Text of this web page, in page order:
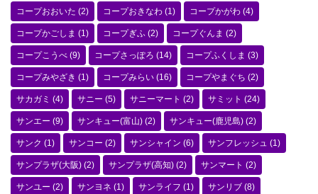
コープおおいた (2) コープおきなわ (1) コープかがわ (4)
コープかごしま (1) コープぎふ (2) コープぐんま (2)
コープこうべ (9) コープさっぽろ (14) コープふくしま (3)
コープみやざき (1) コープみらい (16) コープやまぐち (2)
サカガミ (4) サニー (5) サニーマート (2) サミット (24)
サンエー (9) サンキュー(富山) (2) サンキュー(鹿児島) (2)
サンク (1) サンコー (2) サンシャイン (6) サンフレッシュ (1)
サンプラザ(大阪) (2) サンプラザ(高知) (2) サンマート (2)
サンユー (2) サンヨネ (1) サンライフ (1) サンリブ (8)